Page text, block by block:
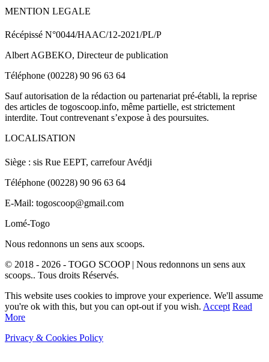
MENTION LEGALE
Récépissé N°0044/HAAC/12-2021/PL/P
Albert AGBEKO, Directeur de publication
Téléphone (00228) 90 96 63 64
Sauf autorisation de la rédaction ou partenariat pré-établi, la reprise
des articles de togoscoop.info, même partielle, est strictement
interdite. Tout contrevenant s’expose à des poursuites.
LOCALISATION
Siège : sis Rue EEPT, carrefour Avédji
Téléphone (00228) 90 96 63 64
E-Mail: togoscoop@gmail.com
Lomé-Togo
Nous redonnons un sens aux scoops.
© 2018 - 2026 - TOGO SCOOP | Nous redonnons un sens aux
scoops.. Tous droits Réservés.
This website uses cookies to improve your experience. We'll assume
you're ok with this, but you can opt-out if you wish. Accept Read
More
Privacy & Cookies Policy